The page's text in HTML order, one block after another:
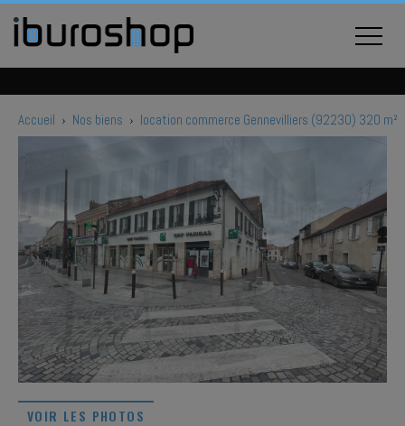
Accueil › Nos biens › location commerce Gennevilliers (92230) 320 m²
VOIR LES PHOTOS